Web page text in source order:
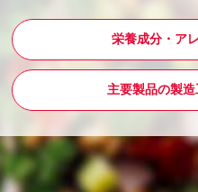
栄養成分・ア
主要製品の製